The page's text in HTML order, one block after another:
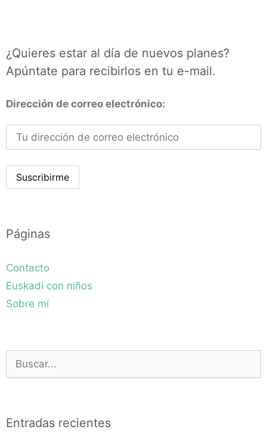
¿Quieres estar al día de nuevos planes?
Apúntate para recibirlos en tu e-mail.
Dirección de correo electrónico:
Páginas
Contacto
Euskadi con niños
Sobre mí
Entradas recientes